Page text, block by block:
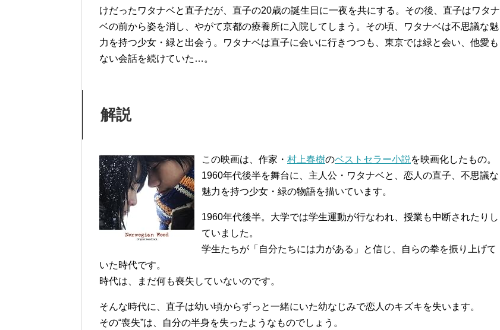
けだったワタナベと直子だが、直子の20歳の誕生日に一夜を共にする。その後、直子はワタナ
ベの前から姿を消し、やがて京都の療養所に入院してしまう。その頃、ワタナベは不思議な魅
力を持つ少女・緑と出会う。ワタナベは直子に会いに行きつつも、東京では緑と会い、他愛も
ない会話を続けていた…。
解説
この映画は、作家・ 村上春樹のベストセラー小説 を映画化したもの。
1960年代後半を舞台に、主人公・ワタナベと、恋人の直子、不思議な
魅力を持つ少女・緑の物語を描いています。
1960年代後半。大学では学生運動が行なわれ、授業も中断されたりし
ていました。
学生たちが「自分たちには力がある」と信じ、自らの拳を振り上げて
いた時代です。
時代は、まだ何も喪失していないのです。
そんな時代に、直子は幼い頃からずっと一緒にいた幼なじみで恋人のキズキを失います。
その“喪失”は、自分の半身を失ったようなものでしょう。